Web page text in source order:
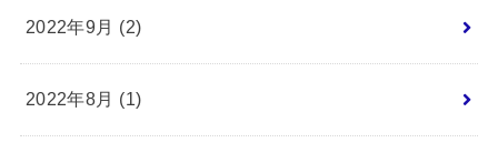
2022年9月 (2)
2022年8月 (1)